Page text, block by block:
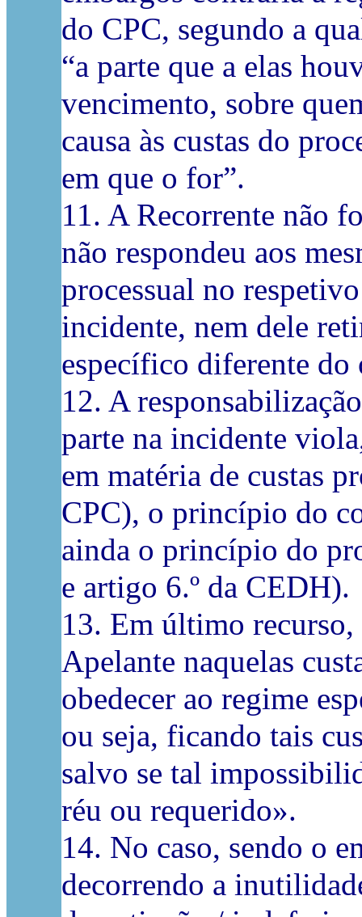
do CPC, segundo a
“a parte que a elas
vencimento, sobre
causa às custas do
em que o for”.
11. A Recorrente não
não respondeu aos
processual no
incidente, nem dele
específico diferente
12. A
parte na incidente
em matéria de custas
CPC), o princípio do
ainda o princípio do
e artigo 6.º da CEDH).
13. Em último recurso,
Apelante naquelas
obedecer ao regime
ou seja, ficando tais
salvo se tal
réu ou requerido».
14. No caso, sendo o
decorrendo a